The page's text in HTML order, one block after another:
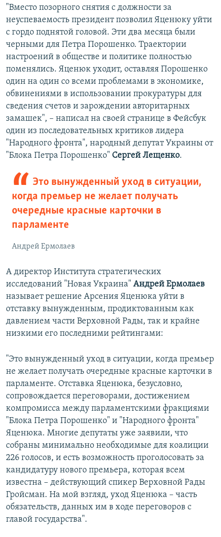
"Вместо позорного снятия с должности за
неуспеваемость президент позволил Яценюку уйти
с гордо поднятой головой. Эти два месяца были
черными для Петра Порошенко. Траектории
настроений в обществе и политике полностью
поменялись. Яценюк уходит, оставляя Порошенко
один на один со всеми проблемами в экономике,
обвинениями в использовании прокуратуры для
сведения счетов и зарождении авторитарных
замашек", – написал на своей странице в Фейсбук
один из последовательных критиков лидера
"Народного фронта", народный депутат Украины от
"Блока Петра Порошенко" Сергей Лещенко.
Это вынужденный уход в ситуации,
когда премьер не желает получать
очередные красные карточки в
парламенте
Андрей Ермолаев
А директор Института стратегических
исследований "Новая Украина" Андрей Ермолаев
называет решение Арсения Яценюка уйти в
отставку вынужденным, продиктованным как
давлением части Верховной Рады, так и крайне
низкими его последними рейтингами:
"Это вынужденный уход в ситуации, когда премьер
не желает получать очередные красные карточки в
парламенте. Отставка Яценюка, безусловно,
сопровождается переговорами, достижением
компромисса между парламентскими фракциями
"Блока Петра Порошенко" и "Народного фронта"
Яценюка. Многие депутаты уже заявили, что
собраны минимально необходимые для коалиции
226 голосов, и есть возможность проголосовать за
кандидатуру нового премьера, которая всем
известна – действующий спикер Верховной Рады
Гройсман. На мой взгляд, уход Яценюка – часть
обязательств, данных им в ходе переговоров с
главой государства".